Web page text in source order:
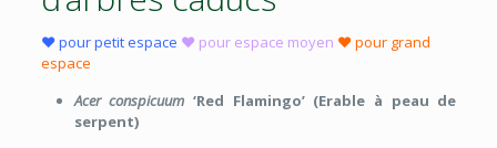
♥ pour petit espace ♥ pour espace moyen ♥ pour grand
espace
Acer conspicuum ‘Red Flamingo’ (Erable à peau de
serpent)